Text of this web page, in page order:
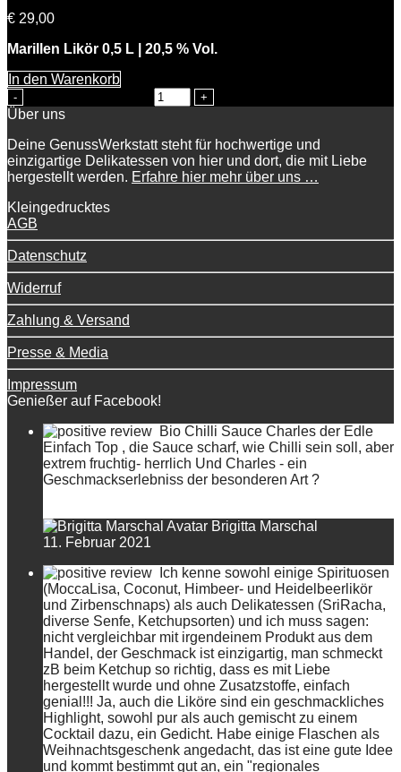
€ 29,00
Marillen Likör 0,5 L | 20,5 % Vol.
In den Warenkorb
Über uns
Deine GenussWerkstatt steht für hochwertige und
einzigartige Delikatessen von hier und dort, die mit Liebe
hergestellt werden. Erfahre hier mehr über uns …
Kleingedrucktes
AGB
Datenschutz
Widerruf
Zahlung & Versand
Presse & Media
Impressum
Genießer auf Facebook!
Bio Chilli Sauce Charles der Edle
Einfach Top , die Sauce scharf, wie Chilli sein soll, aber
extrem fruchtig- herrlich Und Charles - ein
Geschmackserlebniss der besonderen Art ?
Brigitta Marschal
11. Februar 2021
Ich kenne sowohl einige Spirituosen
(MoccaLisa, Coconut, Himbeer- und Heidelbeerlikör
und Zirbenschnaps) als auch Delikatessen (SriRacha,
diverse Senfe, Ketchupsorten) und ich muss sagen:
nicht vergleichbar mit irgendeinem Produkt aus dem
Handel, der Geschmack ist einzigartig, man schmeckt
zB beim Ketchup so richtig, dass es mit Liebe
hergestellt wurde und ohne Zusatzstoffe, einfach
genial!!! Ja, auch die Liköre sind ein geschmackliches
Highlight, sowohl pur als auch gemischt zu einem
Cocktail dazu, ein Gedicht. Habe einige Flaschen als
Weihnachtsgeschenk angedacht, das ist eine gute Idee
und kommt bestimmt gut an, ein "regionales